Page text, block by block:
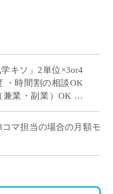
キソ」2単位×3or4
・時間割の相談OK
兼業・副業）OK ・
[…]
マ担当の場合の月額モ
合は、日割計算になり